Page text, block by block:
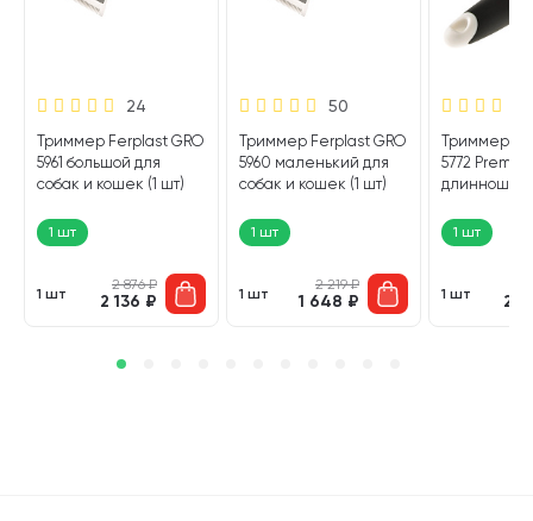
24
Триммер Ferplast GRO
5961 большой для
собак и кошек (1 шт)
1 шт
1 шт
2 876₽
2 136 ₽
50
Триммер Ferplast GRO
5960 маленький для
собак и кошек (1 шт)
1 шт
1 шт
2 219₽
1 648 ₽
Триммер
5772
собак
пород и
1 шт
1 шт 2